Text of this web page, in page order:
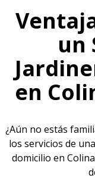
un
en
¿Aún no estás
los servicios de
domicilio en